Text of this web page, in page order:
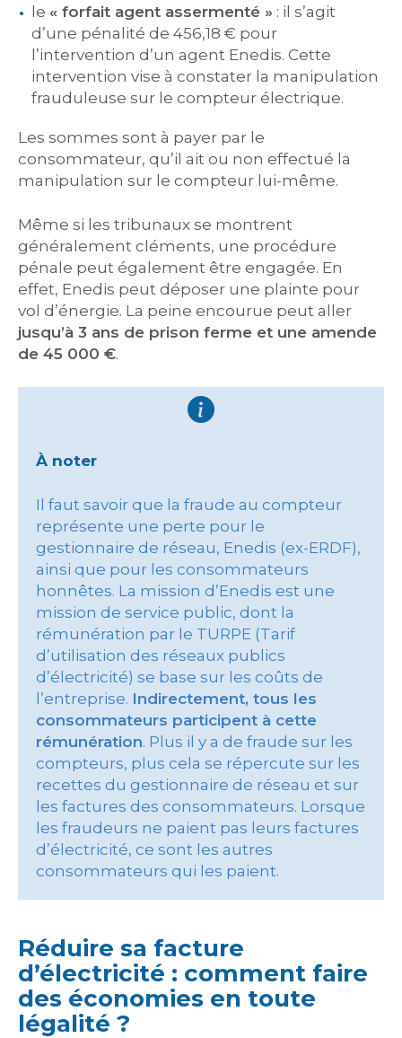
le « forfait agent assermenté » : il s’agit
d’une pénalité de 456,18 € pour
l’intervention d’un agent Enedis. Cette
intervention vise à constater la manipulation
frauduleuse sur le compteur électrique.
Les sommes sont à payer par le
consommateur, qu’il ait ou non effectué la
manipulation sur le compteur lui-même.
Même si les tribunaux se montrent
généralement cléments, une procédure
pénale peut également être engagée. En
effet, Enedis peut déposer une plainte pour
vol d’énergie. La peine encourue peut aller
jusqu’à 3 ans de prison ferme et une amende
de 45 000 €.
À noter
Il faut savoir que la fraude au compteur
représente une perte pour le
gestionnaire de réseau, Enedis (ex-ERDF),
ainsi que pour les consommateurs
honnêtes. La mission d’Enedis est une
mission de service public, dont la
rémunération par le TURPE (Tarif
d’utilisation des réseaux publics
d’électricité) se base sur les coûts de
l’entreprise. Indirectement, tous les
consommateurs participent à cette
rémunération. Plus il y a de fraude sur les
compteurs, plus cela se répercute sur les
recettes du gestionnaire de réseau et sur
les factures des consommateurs. Lorsque
les fraudeurs ne paient pas leurs factures
d’électricité, ce sont les autres
consommateurs qui les paient.
Réduire sa facture
d’électricité : comment faire
des économies en toute
légalité ?